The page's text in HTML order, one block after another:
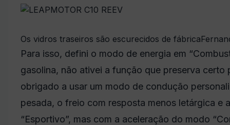
Os vidros traseiros são escurecidos de fábrica
Para isso, defini o modo de energia em
gasolina, não ativei a função que preserva
obrigado a usar um modo de condução
pesada, o freio com resposta menos letárgica e
“Esportivo”, mas com a aceleração do modo